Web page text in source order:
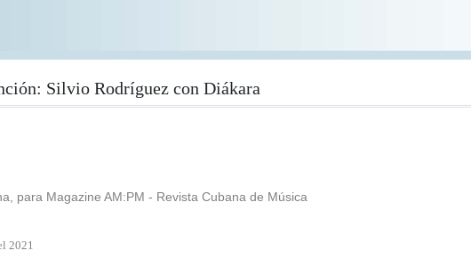
Silvio Rodríguez con Diákara
para Magazine AM:PM - Revista Cubana de Música
2021